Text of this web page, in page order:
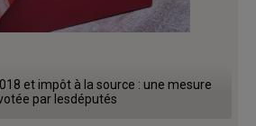
et impôt à la source : une mesure
par lesdéputés